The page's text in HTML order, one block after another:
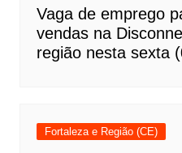
Vaga de emprego
vendas na
região nesta sexta
Fortaleza e Região (CE)